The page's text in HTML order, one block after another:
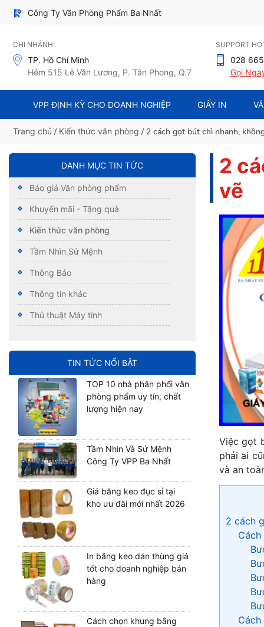
Công Ty Văn Phòng Phẩm Ba Nhất
CHI NHÁNH:
TP. Hồ Chí Minh
Hẻm 515 Lê Văn Lương, P. Tân Phong, Q.7
SUPPORT
028
Gọi
VPP ĐỊNH KỲ CHO DOANH NGHIỆP GIẤY IN
Trang chủ / Kiến thức văn phòng / 2 cách gọt bút chì nhanh,
DANH MỤC TIN TỨC
Báo giá Văn phòng phẩm
Khuyến mãi - Tặng quà
Kiến thức văn phòng
Tầm Nhìn Sứ Mệnh
Thông Báo
Thông tin khác
Thủ thuật Máy tính
TIN TỨC NỔI BẬT
TOP 10 nhà phân phối văn
phòng phẩm uy tín, chất
lượng hiện nay
Tầm Nhìn Và Sứ Mệnh
Công Ty VPP Ba Nhất
Giá băng keo đục sỉ tại
kho ưu đãi mới nhất 2026
In băng keo dán thùng giá
tốt cho doanh nghiệp bán
hàng
Cách chọn khung bằng
2
vẽ
Việc gọt
phải ai
và an
2 cách